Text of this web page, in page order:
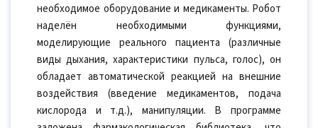
необходимое оборудование и медикаменты. Робот
наделён необходимыми функциями,
моделирующие реального пациента (различные
виды дыхания, характеристики пульса, голос), он
обладает автоматической реакцией на внешние
воздействия (введение медикаментов, подача
кислорода и т.д.), манипуляции. В программе